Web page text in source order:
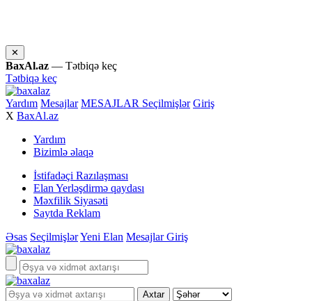
✕
BaxAl.az — Tətbiqə keç
Tətbiqə keç
Yardım Mesajlar MESAJLAR Seçilmişlər Giriş
X BaxAl.az
Yardım
Bizimlə əlaqə
İstifadəçi Razılaşması
Elan Yerləşdirmə qaydası
Məxfilik Siyasəti
Saytda Reklam
Əsas SeçilmişlərYeni Elan MesajlarGiriş